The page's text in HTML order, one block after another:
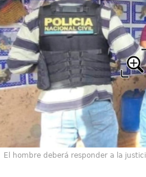
El hombre deberá responder a la